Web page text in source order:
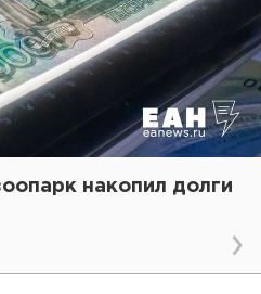
накопил долги